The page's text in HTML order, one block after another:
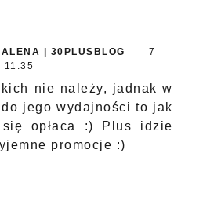
| 30PLUSBLOG
7
11:35
nie należy, jadnak w
jego wydajności to jak
opłaca :) Plus idzie
promocje :)